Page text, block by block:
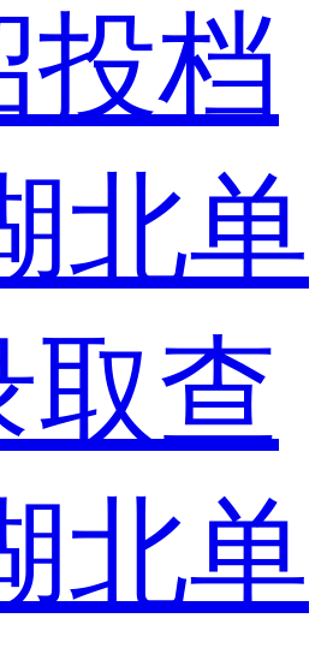
投档
北单
取查
北单